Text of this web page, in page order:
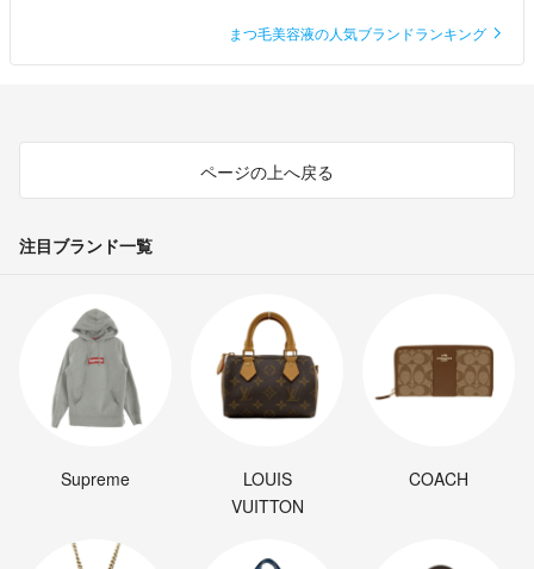
まつ毛美容液の人気ブランドランキング
ページの上へ戻る
注目ブランド一覧
Supreme
LOUIS
VUITTON
COACH